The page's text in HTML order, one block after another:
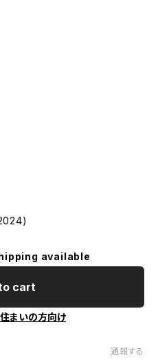
available
cart
まいの方向け
通報する